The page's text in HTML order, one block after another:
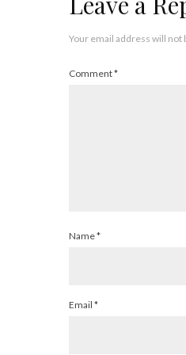
Your email address will not
Comment*
Name*
Email *